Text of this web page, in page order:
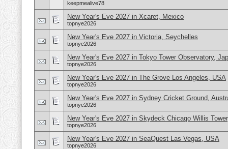
keepmealive78
New Year's Eve 2027 in Xcaret, Mexico
topnye2026
New Year's Eve 2027 in Victoria, Seychelles
topnye2026
New Year's Eve 2027 in Tokyo Tower Observatory,
topnye2026
New Year's Eve 2027 in The Grove Los Angeles, USA
topnye2026
New Year's Eve 2027 in Sydney Cricket Ground,
topnye2026
New Year's Eve 2027 in Skydeck Chicago Willis
topnye2026
New Year's Eve 2027 in SeaQuest Las Vegas, USA
topnye2026